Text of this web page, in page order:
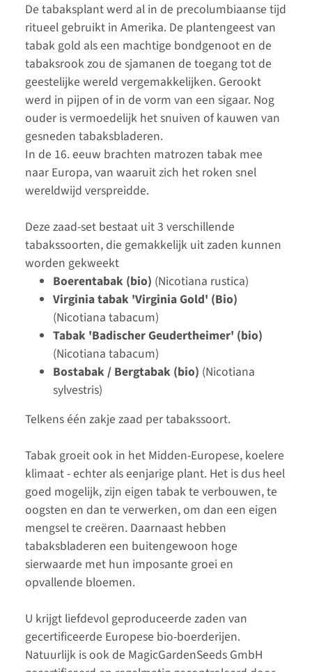
De tabaksplant werd al in de precolumbiaanse tijd
ritueel gebruikt in Amerika. De plantengeest van
tabak gold als een machtige bondgenoot en de
tabaksrook zou de sjamanen de toegang tot de
geestelijke wereld vergemakkelijken. Gerookt
werd in pijpen of in de vorm van een sigaar. Nog
ouder is vermoedelijk het snuiven of kauwen van
gesneden tabaksbladeren.
In de 16. eeuw brachten matrozen tabak mee
naar Europa, van waaruit zich het roken snel
wereldwijd verspreidde.
Deze zaad-set bestaat uit 3 verschillende
tabakssoorten, die gemakkelijk uit zaden kunnen
worden gekweekt
Boerentabak (bio) (Nicotiana rustica)
Virginia tabak 'Virginia Gold' (Bio)
(Nicotiana tabacum)
Tabak 'Badischer Geudertheimer' (bio)
(Nicotiana tabacum)
Bostabak / Bergtabak (bio) (Nicotiana
sylvestris)
Telkens één zakje zaad per tabakssoort.
Tabak groeit ook in het Midden-Europese, koelere
klimaat - echter als eenjarige plant. Het is dus heel
goed mogelijk, zijn eigen tabak te verbouwen, te
oogsten en dan te verwerken, om dan een eigen
mengsel te creëren. Daarnaast hebben
tabaksbladeren een buitengewoon hoge
sierwaarde met hun imposante groei en
opvallende bloemen.
U krijgt liefdevol geproduceerde zaden van
gecertificeerde Europese bio-boerderijen.
Natuurlijk is ook de MagicGardenSeeds GmbH